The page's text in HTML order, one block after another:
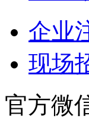
企业
现场
官方微